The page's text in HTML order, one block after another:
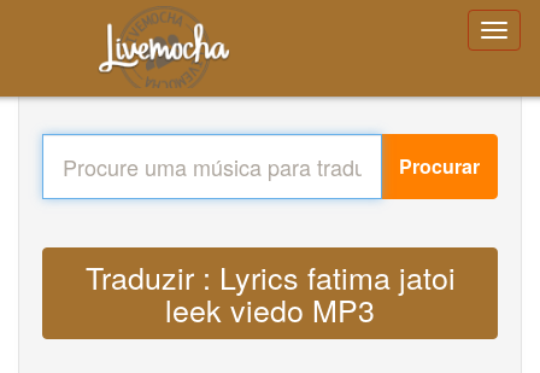
Procurar
Traduzir : Lyrics fatima jatoi
leek viedo MP3